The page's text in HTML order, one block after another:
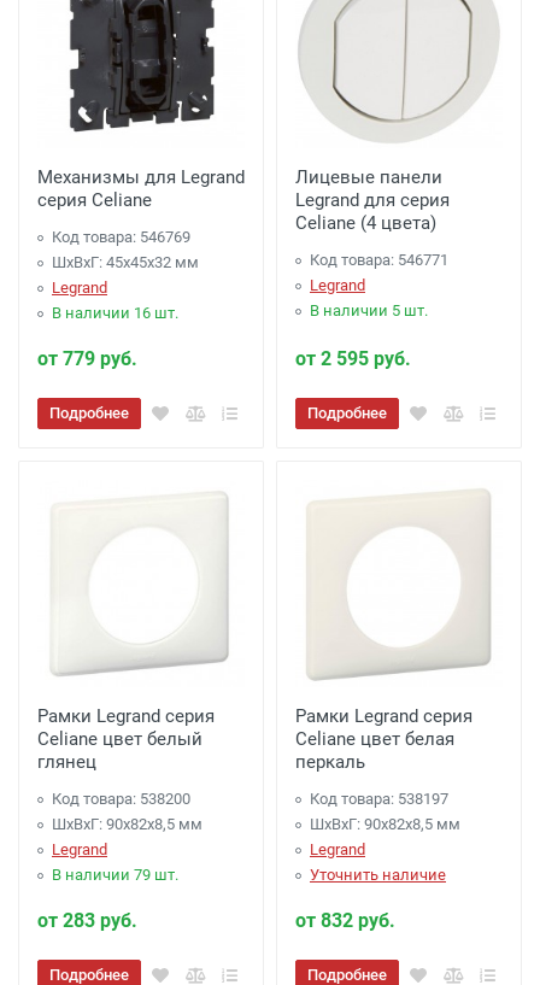
Механизмы для Legrand
серия Celiane
Код товара: 546769
ШхВхГ: 45x45x32 мм
Legrand
В наличии 16 шт.
от 779 руб.
Подробнее
Лицевые панели
Legrand для серия
Celiane (4 цвета)
Код товара: 546771
Legrand
В наличии 5 шт.
от 2 595 руб.
Подробнее
Рамки Legrand серия
Celiane цвет белый
глянец
Код товара: 538200
ШхВхГ: 90x82x8,5 мм
Legrand
В наличии 79 шт.
от 283 руб.
Подробнее
Рамки Legrand серия
Celiane цвет белая
перкаль
Код товара: 538197
ШхВхГ: 90x82x8,5 мм
Legrand
Уточнить наличие
от 832 руб.
Подробнее